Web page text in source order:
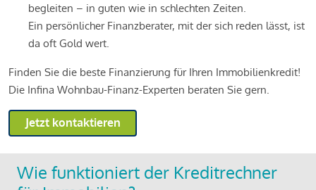
begleiten – in guten wie in schlechten Zeiten.
Ein persönlicher Finanzberater, mit der sich reden lässt, ist
da oft Gold wert.
Finden Sie die beste Finanzierung für Ihren Immobilienkredit!
Die Infina Wohnbau-Finanz-Experten beraten Sie gern.
Jetzt kontaktieren
Wie funktioniert der Kreditrechner